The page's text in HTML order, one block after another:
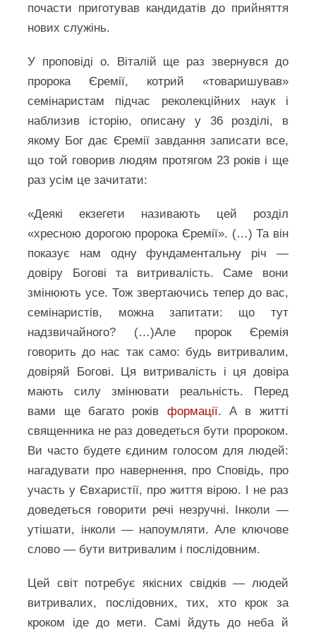
почасти приготував кандидатів до прийняття
нових служінь.
У проповіді о. Віталій ще раз звернувся до
пророка Єремії, котрий «товаришував»
семінаристам підчас реколекційних наук і
наблизив історію, описану у 36 розділі, в
якому Бог дає Єремії завдання записати все,
що той говорив людям протягом 23 років і ще
раз усім це зачитати:
«Деякі екзегети називають цей розділ
«хресною дорогою пророка Єремії». (…) Та він
показує нам одну фундаментальну річ —
довіру Богові та витривалість. Саме вони
змінюють усе. Тож звертаючись тепер до вас,
семінаристів, можна запитати: що тут
надзвичайного? (…)Але пророк Єремія
говорить до нас так само: будь витривалим,
довіряй Богові. Ця витривалість і ця довіра
мають силу змінювати реальність. Перед
вами ще багато років формації. А в житті
священника не раз доведеться бути пророком.
Ви часто будете єдиним голосом для людей:
нагадувати про навернення, про Сповідь, про
участь у Євхаристії, про життя вірою. І не раз
доведеться говорити речі незручні. Інколи —
утішати, інколи — напоумляти. Але ключове
слово — бути витривалим і послідовним.
Цей світ потребує якісних свідків — людей
витривалих, послідовних, тих, хто крок за
кроком іде до мети. Самі йдуть до неба й